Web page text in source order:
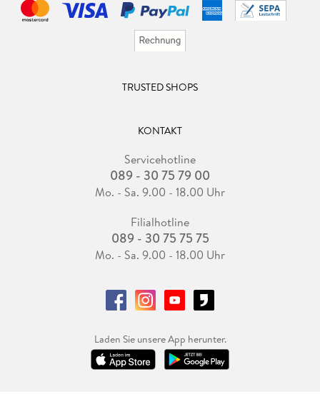
TRUSTED SHOPS
KONTAKT
Servicehotline
089 - 30 75 79 00
Mo. - Sa. 9.00 - 18.00 Uhr
Filialhotline
089 - 30 75 75 75
Mo. - Sa. 9.00 - 18.00 Uhr
Laden Sie unsere App herunter.